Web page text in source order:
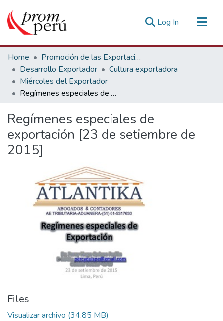
Log In (current)
Communities & Collections
All of DSpace
Statistics
Estadísticas Externas
Home
Promoción de las Exportaciones
Desarrollo Exportador
Cultura exportadora
Miércoles del Exportador
Regímenes especiales de exportación [23 de setiembre de 2015]
Regímenes especiales de
exportación [23 de setiembre de
2015]
Files
Visualizar archivo (34.85 MB)